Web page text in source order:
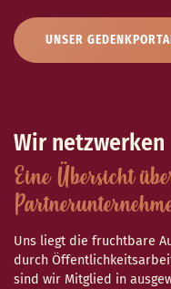
UNSER
Wir netzwerken
Eine Übersicht
Uns liegt die fruchtbare
durch
sind wir Mitglied in